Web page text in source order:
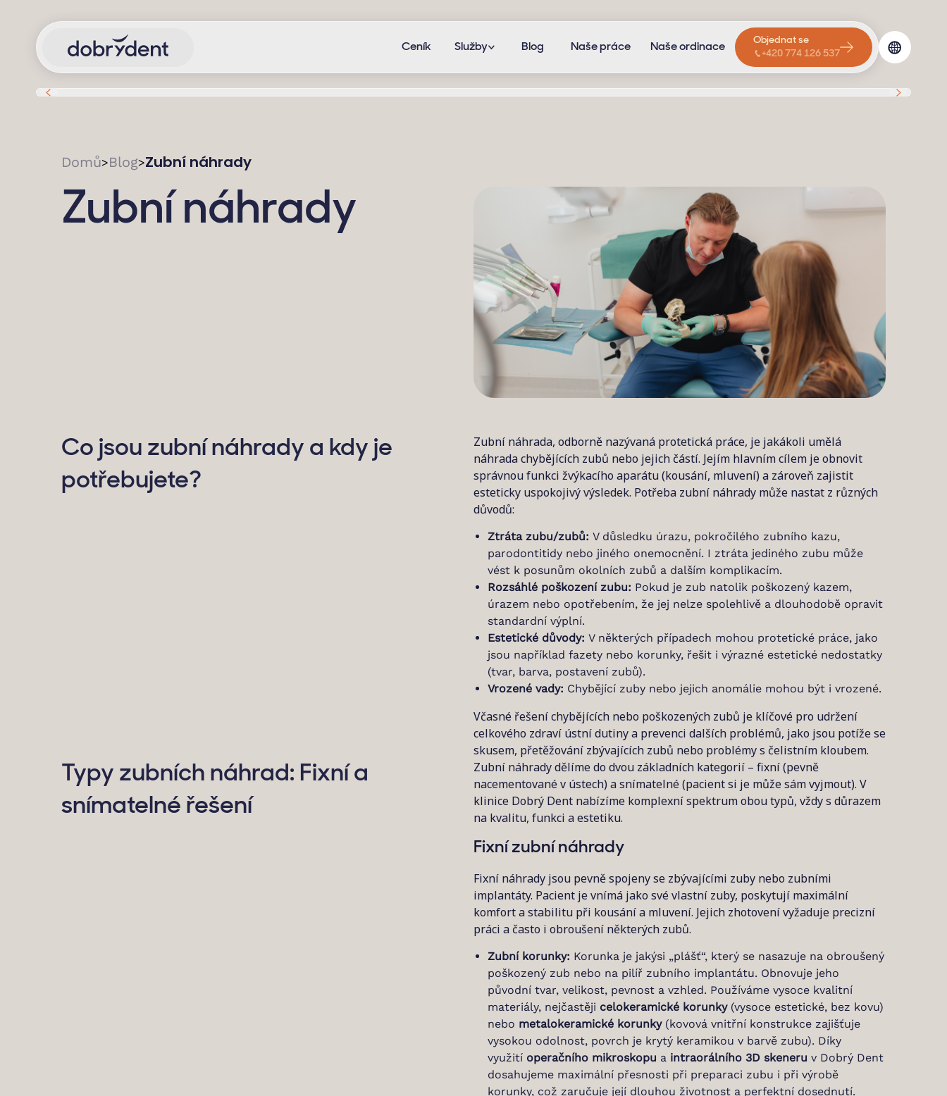
Ceník Služby Blog Naše práce Naše ordinace
Objednat se
+420 774 126 537
Domů>Blog>Zubní náhrady
Zubní náhrady
Co jsou zubní náhrady a kdy je
potřebujete?
Zubní náhrada, odborně nazývaná protetická práce, je jakákoli umělá
náhrada chybějících zubů nebo jejich částí. Jejím hlavním cílem je obnovit
správnou funkci žvýkacího aparátu (kousání, mluvení) a zároveň zajistit
esteticky uspokojivý výsledek. Potřeba zubní náhrady může nastat z různých
důvodů:
Ztráta zubu/zubů: V důsledku úrazu, pokročilého zubního kazu,
parodontitidy nebo jiného onemocnění. I ztráta jediného zubu může
vést k posunům okolních zubů a dalším komplikacím.
Rozsáhlé poškození zubu: Pokud je zub natolik poškozený kazem,
úrazem nebo opotřebením, že jej nelze spolehlivě a dlouhodobě opravit
standardní výplní.
Estetické důvody: V některých případech mohou protetické práce, jako
jsou například fazety nebo korunky, řešit i výrazné estetické nedostatky
(tvar, barva, postavení zubů).
Vrozené vady: Chybějící zuby nebo jejich anomálie mohou být i vrozené.
Včasné řešení chybějících nebo poškozených zubů je klíčové pro udržení
celkového zdraví ústní dutiny a prevenci dalších problémů, jako jsou potíže se
skusem, přetěžování zbývajících zubů nebo problémy s čelistním kloubem.
Typy zubních náhrad: Fixní a
snímatelné řešení
Zubní náhrady dělíme do dvou základních kategorií – fixní (pevně
nacementované v ústech) a snímatelné (pacient si je může sám vyjmout). V
klinice Dobrý Dent nabízíme komplexní spektrum obou typů, vždy s důrazem
na kvalitu, funkci a estetiku.
Fixní zubní náhrady
Fixní náhrady jsou pevně spojeny se zbývajícími zuby nebo zubními
implantáty. Pacient je vnímá jako své vlastní zuby, poskytují maximální
komfort a stabilitu při kousání a mluvení. Jejich zhotovení vyžaduje precizní
práci a často i obroušení některých zubů.
Zubní korunky: Korunka je jakýsi „plášť“, který se nasazuje na obroušený
poškozený zub nebo na pilíř zubního implantátu. Obnovuje jeho
původní tvar, velikost, pevnost a vzhled. Používáme vysoce kvalitní
materiály, nejčastěji celokeramické korunky(vysoce estetické, bez kovu)
nebo metalokeramické korunky(kovová vnitřní konstrukce zajišťuje
vysokou odolnost, povrch je krytý keramikou v barvě zubu). Díky
využití operačního mikroskopu a intraorálního 3D skeneru v Dobrý Dent
dosahujeme maximální přesnosti při preparaci zubu i při výrobě
korunky, což zaručuje její dlouhou životnost a perfektní dosednutí.